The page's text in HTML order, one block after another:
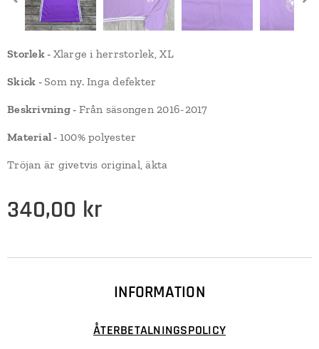
Storlek - Xlarge i herrstorlek, XL
Skick - Som ny. Inga defekter
Beskrivning - Från säsongen 2016-2017
Material - 100% polyester
Tröjan är givetvis original, äkta
340,00 kr
INFORMATION
ÅTERBETALNINGSPOLICY